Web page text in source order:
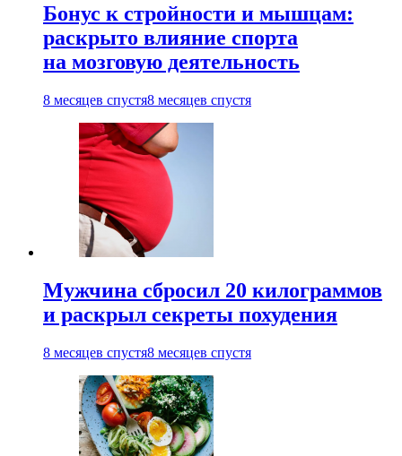
Бонус к стройности и мышцам:
раскрыто влияние спорта
на мозговую деятельность
8 месяцев спустя8 месяцев спустя
Мужчина сбросил 20 килограммов
и раскрыл секреты похудения
8 месяцев спустя8 месяцев спустя